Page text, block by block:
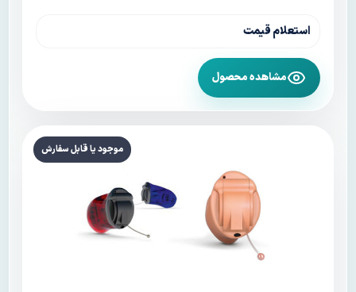
استعلام قیمت
مشاهده محصول
موجود یا قابل سفارش